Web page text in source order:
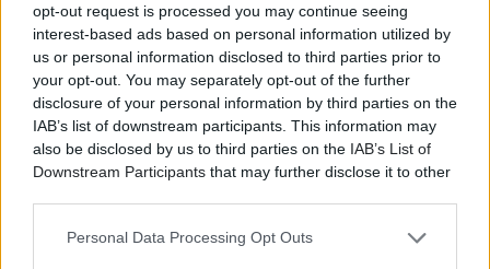
opt-out request is processed you may continue seeing
interest-based ads based on personal information utilized by
us or personal information disclosed to third parties prior to
your opt-out. You may separately opt-out of the further
disclosure of your personal information by third parties on the
IAB’s list of downstream participants. This information may
also be disclosed by us to third parties on the IAB’s List of
Downstream Participants that may further disclose it to other
Personal Data Processing Opt Outs